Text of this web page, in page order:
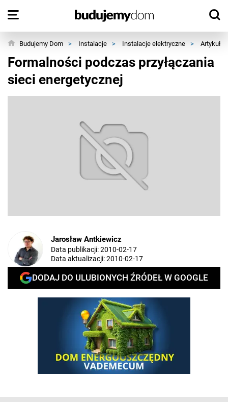
Budujemy Dom > Instalacje > Instalacje elektryczne > Artykuły
Formalności podczas przyłączania
sieci energetycznej
Jarosław Antkiewicz
Data publikacji:2010-02-17
Data aktualizacji:2010-02-17
DODAJ DO ULUBIONYCH ŹRÓDEŁ W GOOGLE